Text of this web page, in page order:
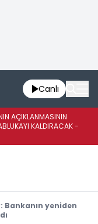
Canlı
AÇIKLANMASININ
KALDIRACAK -
Bankanın yeniden